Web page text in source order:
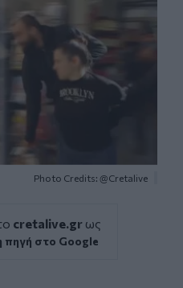
Photo Credits: @Cretalive
cretalive.gr ως
πηγή στο Google